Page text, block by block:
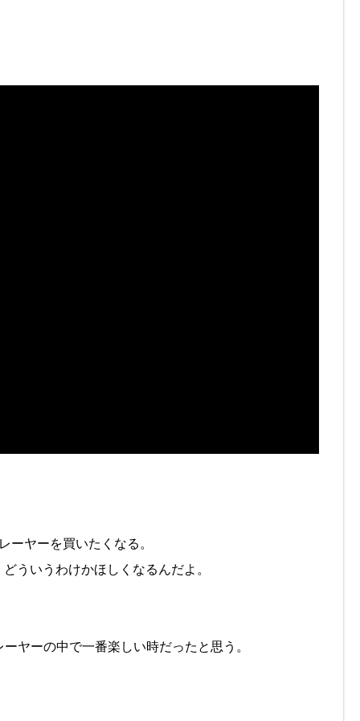
ーヤーを買いたくなる。
ういうわけかほしくなるんだよ。
ヤーの中で一番楽しい時だったと思う。